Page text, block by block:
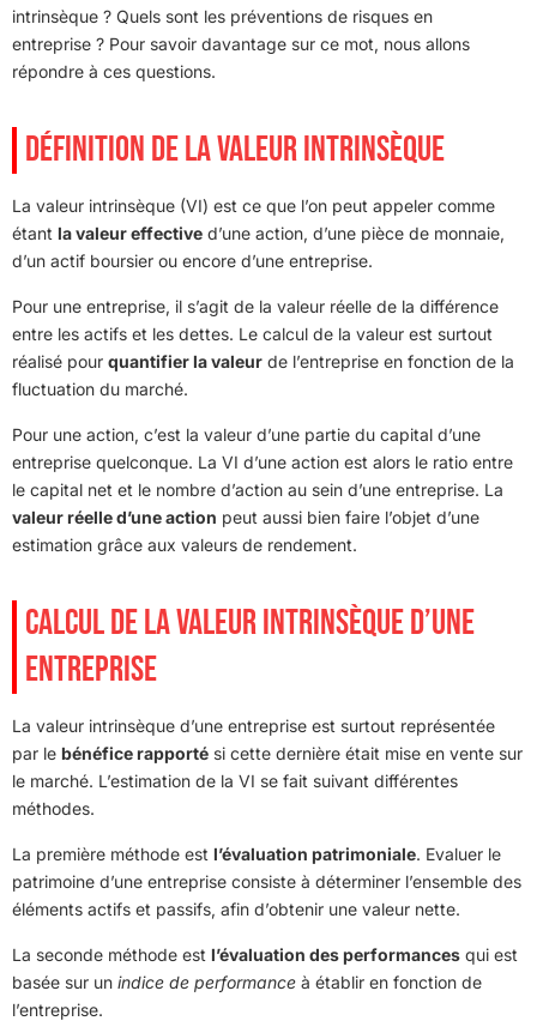
intrinsèque ? Quels sont les préventions de risques en
entreprise ? Pour savoir davantage sur ce mot, nous allons
répondre à ces questions.
DÉFINITION DE LA VALEUR INTRINSÈQUE
La valeur intrinsèque (VI) est ce que l’on peut appeler comme
étant la valeur effective d’une action, d’une pièce de monnaie,
d’un actif boursier ou encore d’une entreprise.
Pour une entreprise, il s’agit de la valeur réelle de la différence
entre les actifs et les dettes. Le calcul de la valeur est surtout
réalisé pour quantifier la valeur de l’entreprise en fonction de la
fluctuation du marché.
Pour une action, c’est la valeur d’une partie du capital d’une
entreprise quelconque. La VI d’une action est alors le ratio entre
le capital net et le nombre d’action au sein d’une entreprise. La
valeur réelle d’une action peut aussi bien faire l’objet d’une
estimation grâce aux valeurs de rendement.
CALCUL DE LA VALEUR INTRINSÈQUE D’UNE
ENTREPRISE
La valeur intrinsèque d’une entreprise est surtout représentée
par le bénéfice rapporté si cette dernière était mise en vente sur
le marché. L’estimation de la VI se fait suivant différentes
méthodes.
La première méthode est l’évaluation patrimoniale. Evaluer le
patrimoine d’une entreprise consiste à déterminer l’ensemble des
éléments actifs et passifs, afin d’obtenir une valeur nette.
La seconde méthode est l’évaluation des performances qui est
basée sur un indice de performance à établir en fonction de
l’entreprise.